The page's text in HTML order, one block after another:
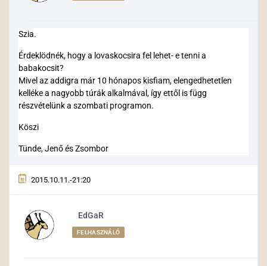
Szia.
Érdeklödnék, hogy a lovaskocsira fel lehet- e tenni a
babakocsit?
Mivel az addigra már 10 hónapos kisfiam, elengedhetetlen
kelléke a nagyobb túrák alkalmával, így ettől is függ
részvételünk a szombati programon.
Köszi
Tünde, Jenő és Zsombor
2015.10.11.-21:20
EdGaR
FELHASZNÁLÓ